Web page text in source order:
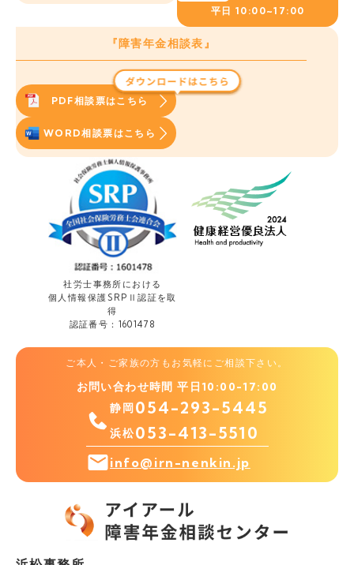
平日 10:00~17:00
『障害年金相談表』
PDF相談票はこちら
WORD相談票はこちら
社労士事務所における
個人情報保護SRPⅡ認証を取
得
認証番号：1601478
ご本人・ご家族の方もお気軽にご相談下さい。
お問い合わせ時間 平日10:00-17:00
静岡054-293-5445
浜松053-413-5510
info@irn-nenkin.jp